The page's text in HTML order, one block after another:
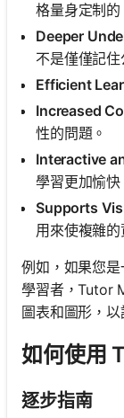
格量身定制的
Deeper
不是僅僅記
Efficient
Increased
性的問題。
Interactive
學習更加愉快
Supports
用來使複雜的
例如，如果您
學習者，Tutor
圖表和圖形，
如何使用
逐步指南